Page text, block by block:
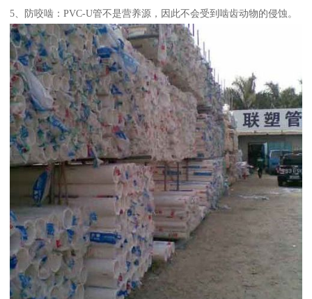
5、防咬啮：PVC-U管不是营养源，因此不会受到啮齿动物的侵蚀。